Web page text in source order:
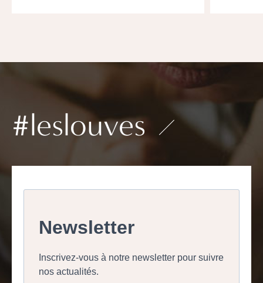
#leslouves